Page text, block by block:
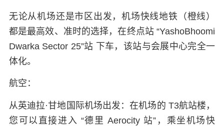
无论从机场还是市区出发，机场快线地铁（橙线）
都是最高效、准时的选择，在终点站 “YashoBhoomi
Dwarka Sector 25”站 下车，该站与会展中心完全一
体化。
航空：
从英迪拉·甘地国际机场出发：在机场的 T3航站楼，
您可以直接进入 “德里 Aerocity 站”，乘坐机场快